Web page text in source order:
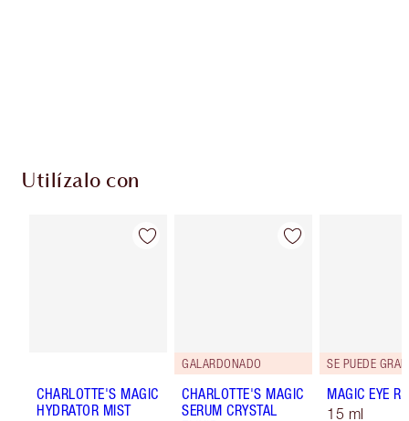
Utilízalo con
CHARLOTTE'S MAGIC
HYDRATOR MIST
GALARDONADO
CHARLOTTE'S MAGIC
SERUM CRYSTAL
SE PUEDE
MAGIC EYE
15 ml